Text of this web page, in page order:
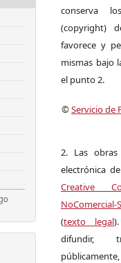
conserva
(copyright)
favorece y
mismas bajo
el punto 2.
©Servicio de
2. Las
electrónica
Creative
(texto legal
difundir,